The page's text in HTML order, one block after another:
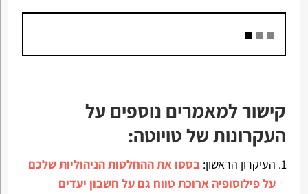
קישור למאמרים נוספים על
העקרונות של טויוטה:
העיקרון הראשון: בססו את ההחלטות הניהוליות שלכם
על פילוסופיה ארוכת טווח גם על חשבון יעדים